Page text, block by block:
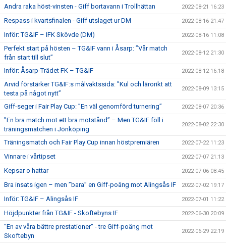
Andra raka höst-vinsten - Giff bortavann i Trollhättan 2022-08-21 16:23
Respass i kvartsfinalen - Giff utslaget ur DM 2022-08-16 21:47
Inför: TG&IF – IFK Skövde (DM) 2022-08-16 11:08
Perfekt start på hösten – TG&IF vann i Åsarp: ”Vår match
från start till slut”
2022-08-12 21:30
Inför: Åsarp-Trädet FK – TG&IF 2022-08-12 16:18
Arvid förstärker TG&IF:s målvaktssida: ”Kul och lärorikt att
testa på något nytt”
2022-08-09 13:15
Giff-seger i Fair Play Cup: ”En väl genomförd turnering” 2022-08-07 20:36
”En bra match mot ett bra motstånd” – Men TG&IF föll i
träningsmatchen i Jönköping
2022-08-02 22:30
Träningsmatch och Fair Play Cup innan höstpremiären 2022-07-22 11:23
Vinnare i vårtipset 2022-07-07 21:13
Kepsar o hattar 2022-07-06 08:45
Bra insats igen – men ”bara” en Giff-poäng mot Alingsås IF 2022-07-02 19:17
Inför: TG&IF – Alingsås IF 2022-07-01 11:22
Höjdpunkter från TG&IF - Skoftebyns IF 2022-06-30 20:09
"En av våra bättre prestationer" - tre Giff-poäng mot
Skoftebyn
2022-06-29 22:19